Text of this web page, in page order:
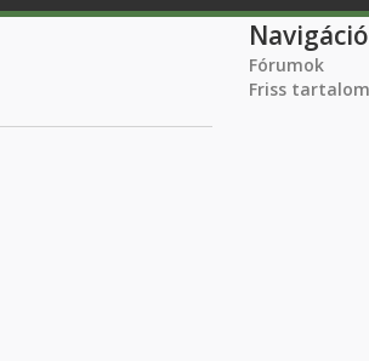
Navigáció
Fórumok
Friss tartalom